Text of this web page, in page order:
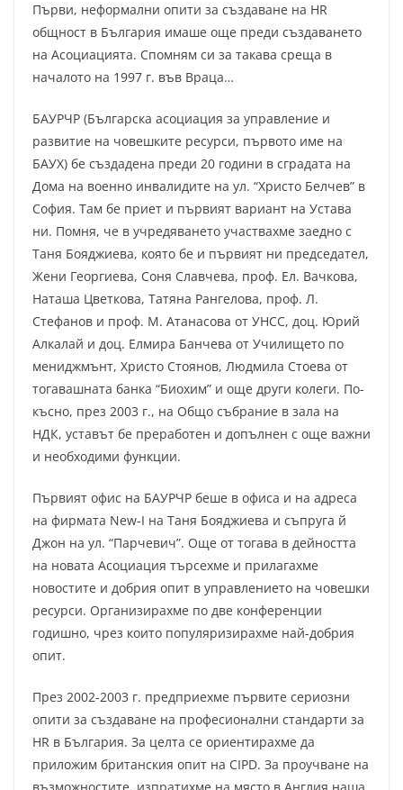
Първи, неформални опити за създаване на HR
общност в България имаше още преди създаването
на Асоциацията. Спомням си за такава среща в
началото на 1997 г. във Враца…
БАУРЧР (Българска асоциация за управление и
развитие на човешките ресурси, първото име на
БАУХ) бе създадена преди 20 години в сградата на
Дома на военно инвалидите на ул. “Христо Белчев” в
София. Там бе приет и първият вариант на Устава
ни. Помня, че в учредяването участвахме заедно с
Таня Бояджиева, която бе и първият ни председател,
Жени Георгиева, Соня Славчева, проф. Ел. Вачкова,
Наташа Цветкова, Татяна Рангелова, проф. Л.
Стефанов и проф. М. Атанасова от УНСС, доц. Юрий
Алкалай и доц. Елмира Банчева от Училището по
мениджмънт, Христо Стоянов, Людмила Стоева от
тогавашната банка “Биохим” и още други колеги. По-
късно, през 2003 г., на Общо събрание в зала на
НДК, уставът бе преработен и допълнен с още важни
и необходими функции.
Първият офис на БАУРЧР беше в офиса и на адреса
на фирмата New-I на Таня Бояджиева и съпруга й
Джон на ул. “Парчевич”. Още от тогава в дейността
на новата Асоциация търсехме и прилагахме
новостите и добрия опит в управлението на човешки
ресурси. Организирахме по две конференции
годишно, чрез които популяризирахме най-добрия
опит.
През 2002-2003 г. предприехме първите сериозни
опити за създаване на професионални стандарти за
HR в България. За целта се ориентирахме да
приложим британския опит на CIPD. За проучване на